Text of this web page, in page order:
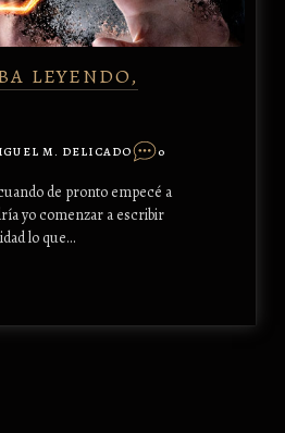
LEYENDO,
M. DELICADO 0
de pronto empecé a
yo comenzar a escribir
lo que…